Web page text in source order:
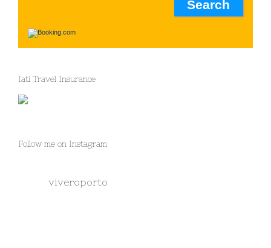
Iati Travel Insurance
Follow me on Instagram
viveroporto